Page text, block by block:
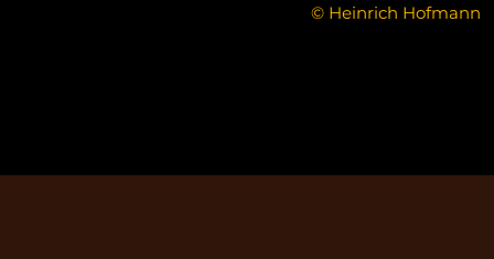
© Heinrich Hofmann